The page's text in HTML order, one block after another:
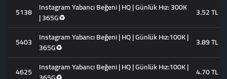
5138 Instagram Yabancı Beğeni | HQ | Günlük Hız: 300K
| 365G♻️
3.52 TL
5403
Instagram Yabancı Beğeni | HQ | Günlük Hız:100K |
365G♻️
3.89 TL
4625
Instagram Yabancı Beğeni | HQ | Günlük Hız:100K | 4.70 TL